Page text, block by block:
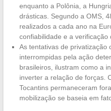
enquanto a Polônia, a
drásticas. Segundo a OMS,
realizados a cada ano na
confiabilidade e a verificação
As tentativas de privatização
interrompidas pela ação
brasileiros, ilustram como a
inverter a relação de forças.
Tocantins permaneceram
mobilização se baseia em